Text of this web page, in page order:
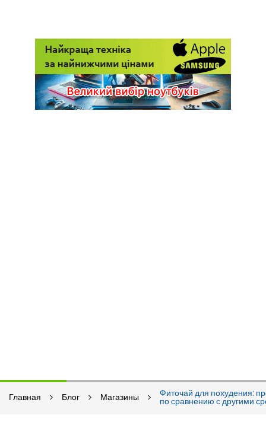
Главная Блог Магазины
Фиточай для похудения:
по сравнению с другими